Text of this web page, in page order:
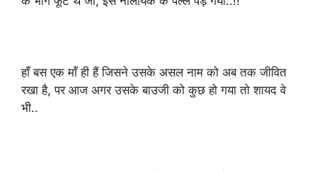
हाँ बस एक माँ ही हैं जिसने उसके असल नाम को अब तक जीवित
रखा है, पर आज अगर उसके बाउजी को कुछ हो गया तो शायद वे
भी..